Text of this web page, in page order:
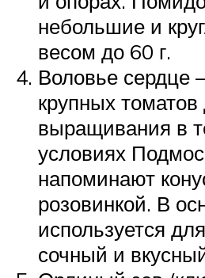
небольшие и
весом до 60 г.
Воловье сердце
крупных томатов
выращивания в
условиях
напоминают
розовинкой. В
используется
сочный и